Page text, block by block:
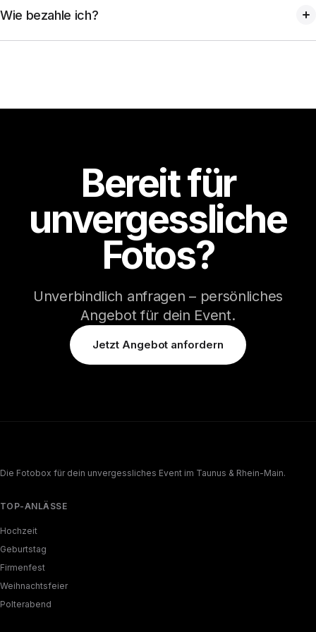
Einweihung. Schick uns einfach deine Wünsche.
Wie bezahle ich?
Bereit für
unvergessliche
Fotos?
Unverbindlich anfragen – persönliches
Angebot für dein Event.
Jetzt Angebot anfordern
Die Fotobox für dein unvergessliches Event im Taunus & Rhein-Main.
TOP-ANLÄSSE
Hochzeit
Geburtstag
Firmenfest
Weihnachtsfeier
Polterabend